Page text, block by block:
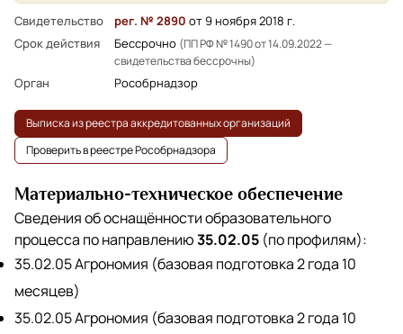
Свидетельство
рег. № 2890 от 9 ноября 2018 г.
Срок действия
Бессрочно (ПП РФ № 1490 от 14.09.2022 —
свидетельства бессрочны)
Орган Рособрнадзор
Выписка из реестра аккредитованных организаций
Проверить в реестре Рособрнадзора
Материально-техническое обеспечение
Сведения об оснащённости образовательного
процесса по направлению35.02.05 (по профилям):
35.02.05 Агрономия (базовая подготовка 2 года 10
месяцев)
35.02.05 Агрономия (базовая подготовка 2 года 10